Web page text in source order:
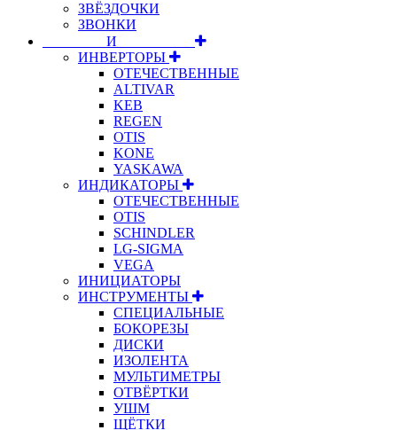
ЗВЁЗДОЧКИ
ЗВОНКИ
⠀⠀⠀⠀⠀⠀И⠀⠀⠀⠀⠀⠀⠀
ИНВЕРТОРЫ
ОТЕЧЕСТВЕННЫЕ
ALTIVAR
KEB
REGEN
OTIS
KONE
YASKAWA
ИНДИКАТОРЫ
ОТЕЧЕСТВЕННЫЕ
OTIS
SCHINDLER
LG-SIGMA
VEGA
ИНИЦИАТОРЫ
ИНСТРУМЕНТЫ
СПЕЦИАЛЬНЫЕ
БОКОРЕЗЫ
ДИСКИ
ИЗОЛЕНТА
МУЛЬТИМЕТРЫ
ОТВЁРТКИ
УШМ
ЩЁТКИ